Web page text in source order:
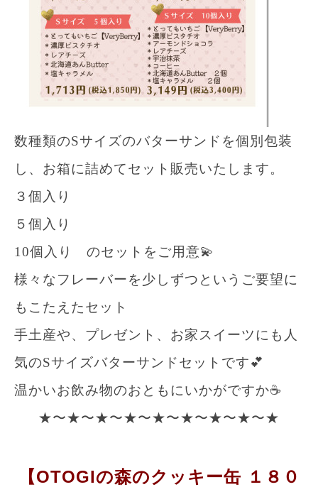
数種類のSサイズのバターサンドを個別包装
し、お箱に詰めてセット販売いたします。
３個入り
５個入り
10個入り のセットをご用意💫
様々なフレーバーを少しずつというご要望に
もこたえたセット
手土産や、プレゼント、お家スイーツにも人
気のSサイズバターサンドセットです💕
温かいお飲み物のおともにいかがですか☕️
★〜★〜★〜★〜★〜★〜★〜★〜★
【OTOGIの森のクッキー缶 １８０